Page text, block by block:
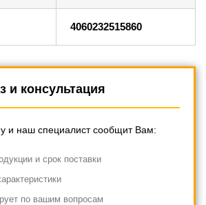
4060232515860
и консультация
и наш специалист сообщит Вам:
и срок поставки
по вашим вопросам